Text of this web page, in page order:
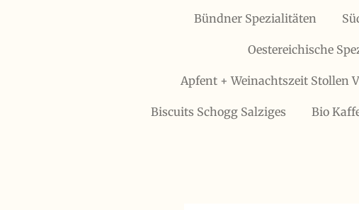
Bündner Spezialitäten
Oestereichische
Apfent + Weinachtszeit Stollen
Biscuits Schogg Salziges Bio